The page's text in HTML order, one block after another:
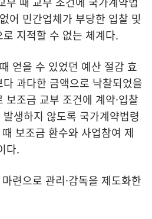
어 민간업체가 부당한 입찰 및
지적할 수 없는 체계다.
얻을 수 있었던 예산 절감 효
과다한 금액으로 낙찰되었을
보조금 교부 조건에 계약·입찰
생하지 않도록 국가계약법령
보조금 환수와 사업참여 제
다.
련으로 관리·감독을 제도화한